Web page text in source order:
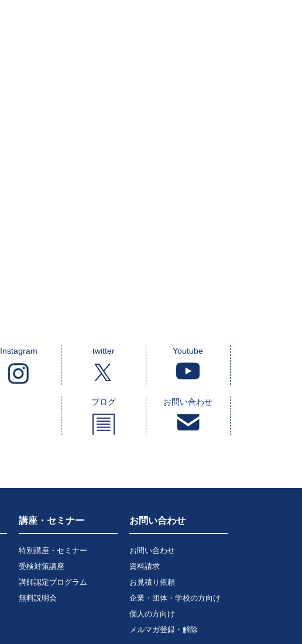
Instagram twitter Youtube
ブログ お問い合わせ
講座・セミナー
特別講座・セミナー
受検対策講座
講師認定プログラム
無料説明会
お問い合わせ
お問い合わせ
資料請求
お見積り依頼
企業・団体・学校の方向け
個人の方向け
メルマガ登録・解除